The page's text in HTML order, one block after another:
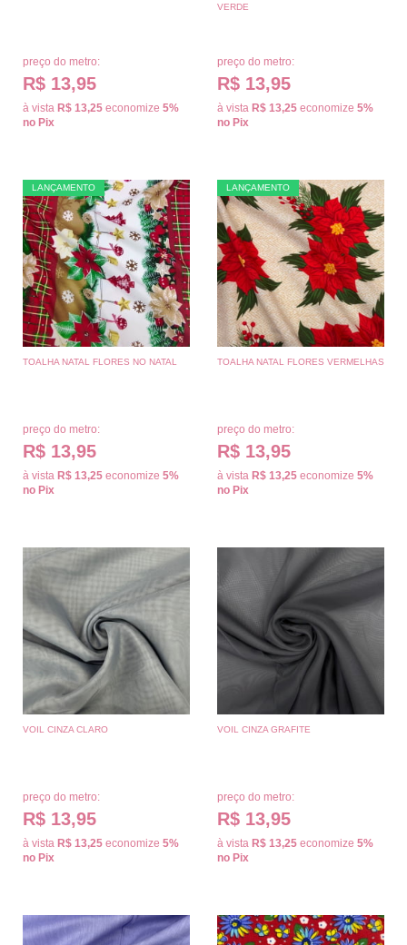
preço do metro:
R$ 13,95
à vista R$ 13,25 economize 5%
no Pix
VERDE
preço do metro:
R$ 13,95
à vista R$ 13,25 economize 5%
no Pix
LANÇAMENTO
TOALHA NATAL FLORES NO NATAL
preço do metro:
R$ 13,95
à vista R$ 13,25 economize 5%
no Pix
LANÇAMENTO
TOALHA NATAL FLORES VERMELHAS
preço do metro:
R$ 13,95
à vista R$ 13,25 economize 5%
no Pix
VOIL CINZA CLARO
preço do metro:
R$ 13,95
à vista R$ 13,25 economize 5%
no Pix
VOIL CINZA GRAFITE
preço do metro:
R$ 13,95
à vista R$ 13,25 economize 5%
no Pix